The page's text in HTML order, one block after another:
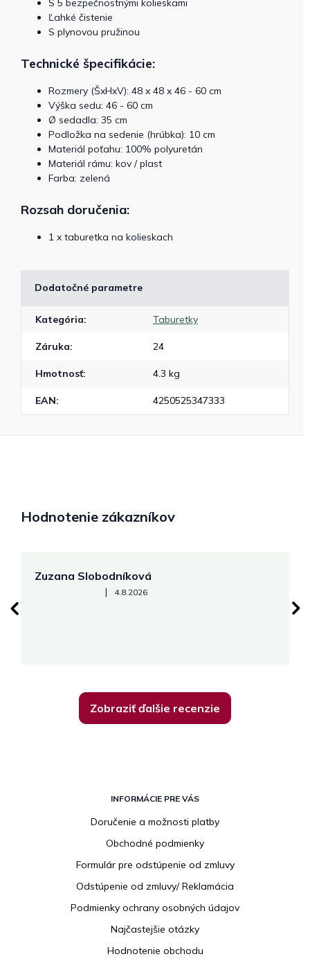
Ľahké čistenie
S plynovou pružinou
Technické špecifikácie:
Rozmery (ŠxHxV): 48 x 48 x 46 - 60 cm
Výška sedu: 46 - 60 cm
Ø sedadla: 35 cm
Podložka na sedenie (hrúbka): 10 cm
Materiál poťahu: 100% polyuretán
Materiál rámu: kov / plast
Farba: zelená
Rozsah doručenia:
1 x taburetka na kolieskach
Dodatočné parametre
Kategória: Taburetky
Záruka: 24
Hmotnosť: 4.3 kg
EAN: 4250525347333
Hodnotenie zákazníkov
Zuzana Slobodníková
Hodnotenie obchodu je 5 z 5 hviezdičiek.
| 4.8.2026
Zobraziť ďalšie recenzie
INFORMÁCIE PRE VÁS
Doručenie a možnosti platby
Obchodné podmienky
Formulár pre odstúpenie od zmluvy
Odstúpenie od zmluvy/ Reklamácia
Podmienky ochrany osobných údajov
Najčastejšie otázky
Hodnotenie obchodu